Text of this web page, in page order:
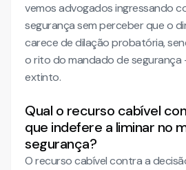
vemos advogados ingressando
segurança sem perceber que o
carece de dilação probatória,
o rito do mandado de segurança
extinto.
Qual o recurso cabível
que indefere a liminar no
segurança?
O recurso cabível contra a